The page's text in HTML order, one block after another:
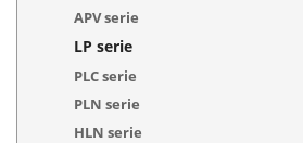
APV serie
LP serie
PLC serie
PLN serie
HLN serie